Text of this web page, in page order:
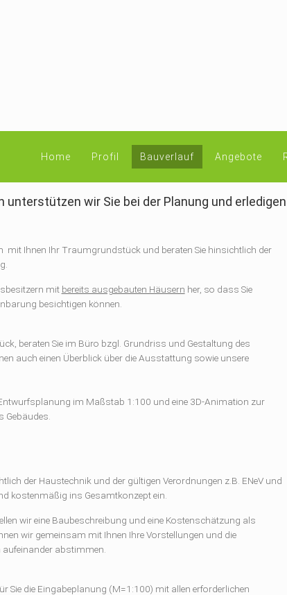
Home Profil Bauverlauf Angebote
unterstützen wir Sie bei der Planung und
mit Ihnen Ihr Traumgrundstück und beraten Sie hinsichtlich der
mit bereits ausgebauten Häusern her, so dass Sie
besichtigen können.
beraten Sie im Büro bzgl. Grundriss und Gestaltung des
auch einen Überblick über die Ausstattung sowie unsere
im Maßstab 1:100 und eine 3D-Animation zur
Gebäudes.
der Haustechnik und der gültigen Verordnungen z.B. ENeV und
kostenmäßig ins Gesamtkonzept ein.
wir eine Baubeschreibung und eine Kostenschätzung als
wir gemeinsam mit Ihnen Ihre Vorstellungen und die
abstimmen.
Sie die Eingabeplanung (M=1:100) mit allen erforderlichen